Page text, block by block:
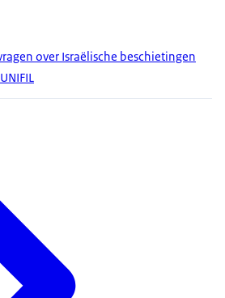
over Israëlische beschietingen